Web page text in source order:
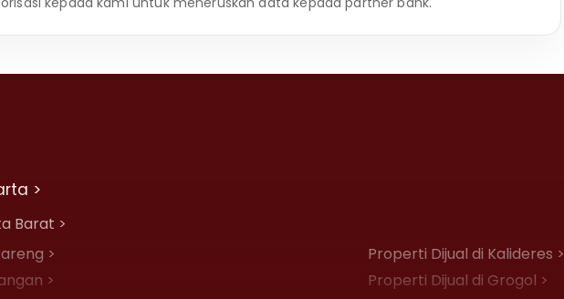
>
Barat >
>
Properti Dijual di Kalideres >
>
Properti Dijual di Grogol >